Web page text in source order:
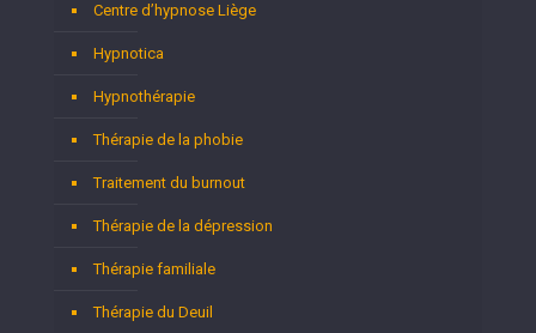
Centre d’hypnose Liège
Hypnotica
Hypnothérapie
Thérapie de la phobie
Traitement du burnout
Thérapie de la dépression
Thérapie familiale
Thérapie du Deuil